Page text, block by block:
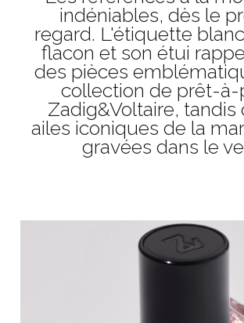
indéniables, dès le
regard. L'étiquette
flacon et son étui
des pièces
collection de prêt-
Zadig&Voltaire, tandis
ailes iconiques de la
gravées dans le